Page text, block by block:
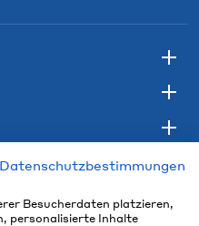
Datenschutzbestimmungen
Besucherdaten platzieren,
personalisierte Inhalte